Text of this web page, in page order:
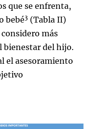
que se enfrenta,
bebé3 (Tabla II)
más
bienestar del hijo.
el asesoramiento